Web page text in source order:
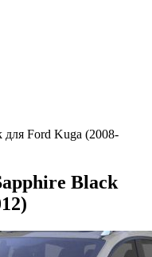
Ford Kuga (2008-
Black